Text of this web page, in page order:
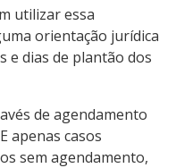
utilizar essa
orientação jurídica
e dias de plantão dos
de agendamento
apenas casos
sem agendamento,